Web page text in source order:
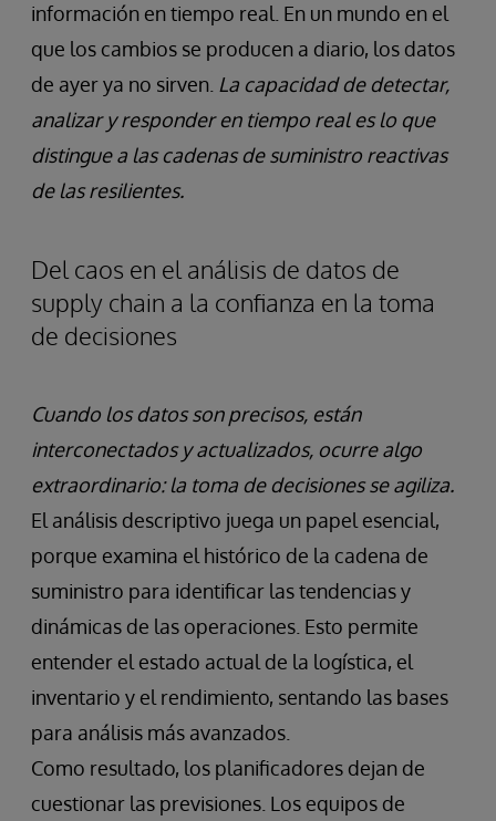
información en tiempo real. En un mundo en el
que los cambios se producen a diario, los datos
de ayer ya no sirven. La capacidad de detectar,
analizar y responder en tiempo real es lo que
distingue a las cadenas de suministro reactivas
de las resilientes.
Del caos en el análisis de datos de
supply chain a la confianza en la toma
de decisiones
Cuando los datos son precisos, están
interconectados y actualizados, ocurre algo
extraordinario: la toma de decisiones se agiliza.
El análisis descriptivo juega un papel esencial,
porque examina el histórico de la cadena de
suministro para identificar las tendencias y
dinámicas de las operaciones. Esto permite
entender el estado actual de la logística, el
inventario y el rendimiento, sentando las bases
para análisis más avanzados.
Como resultado, los planificadores dejan de
cuestionar las previsiones. Los equipos de